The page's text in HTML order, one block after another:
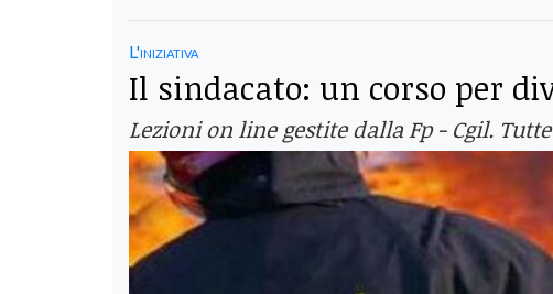
L'iniziativa
Il sindacato: un corso per
Lezioni on line gestite dalla Fp - Cgil.